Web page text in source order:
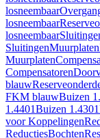
losneembaar
losneembaar
losneembaar
SluitingenMuurplaten
Muurplaten
Compensatoren
blauw
FKM blauwBuizen
1.4401Buizen 1.4301
voor Koppelingen
ReductiesBochten